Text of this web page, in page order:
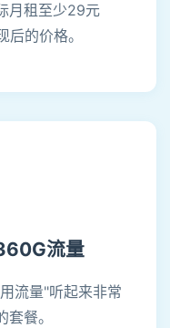
月租至少29元
的价格。
流量
流量"听起来非常
餐。